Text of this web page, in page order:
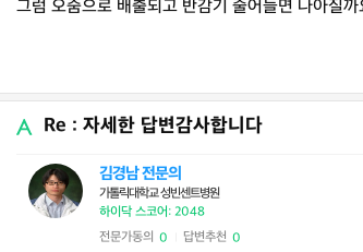
그럼 오줌으로 배출되고 반감기 줄어들면 나아질까
Re : 자세한 답변감사합니다
김경남 전문의
가톨릭대학교 성빈센트병원
하이닥 스코어: 2048
전문가동의 0 답변추천 0